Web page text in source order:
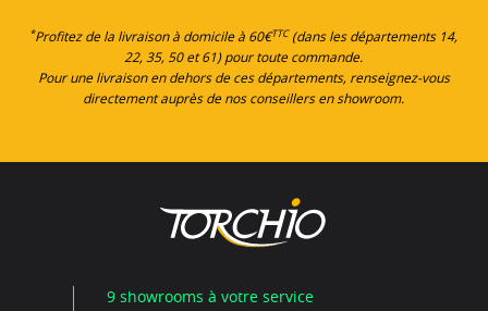
*Profitez de la livraison à domicile à 60€TTC(dans les départements 14,
22, 35, 50 et 61) pour toute commande.
Pour une livraison en dehors de ces départements, renseignez-vous
directement auprès de nos conseillers en showroom.
9 showrooms à votre service